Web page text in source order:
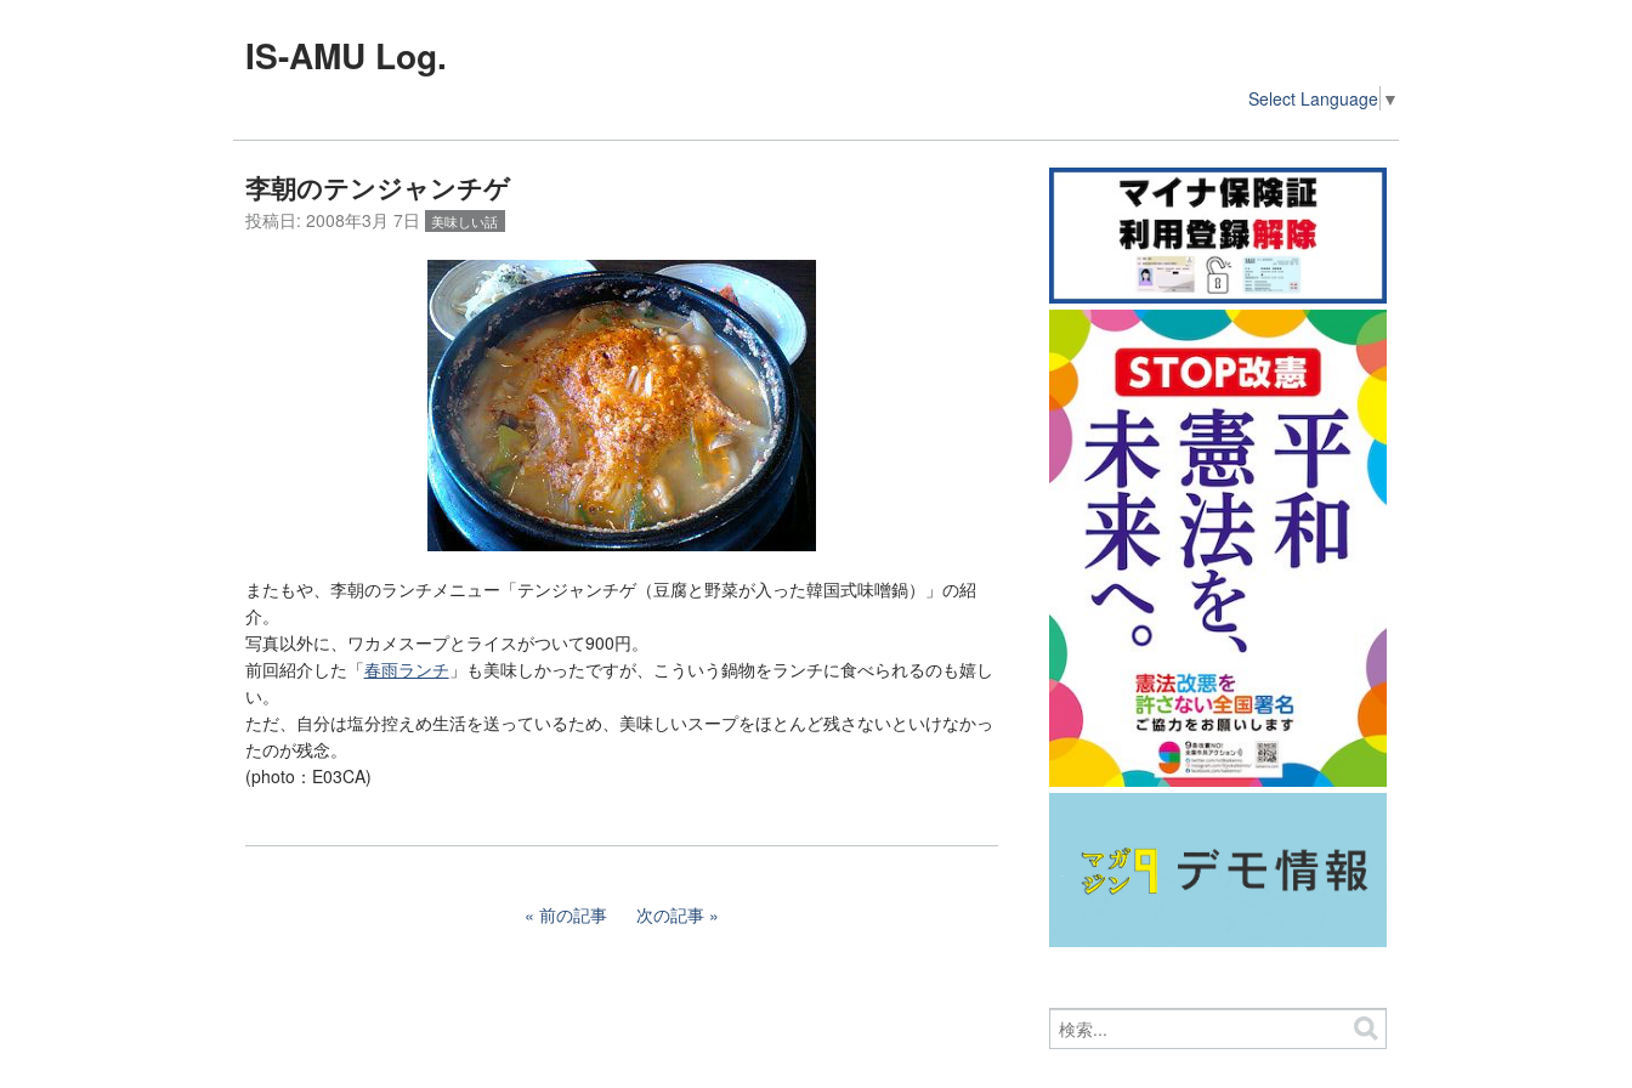
IS-AMU Log.
Select Language ▼
李朝のテンジャンチゲ
投稿日: 2008年3月 7日 美味しい話
またもや、李朝のランチメニュー「テンジャンチゲ（豆腐と野菜が入った韓国式味噌鍋）」の紹
介。
写真以外に、ワカメスープとライスがついて900円。
前回紹介した「春雨ランチ 」も美味しかったですが、こういう鍋物をランチに食べられるのも嬉し
い。
ただ、自分は塩分控えめ生活を送っているため、美味しいスープをほとんど残さないといけなかっ
たのが残念。
(photo：E03CA)
前の記事 次の記事